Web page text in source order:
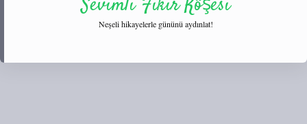
Sevimli Fikir Köşesi
Neşeli hikayelerle gününü aydınlat!